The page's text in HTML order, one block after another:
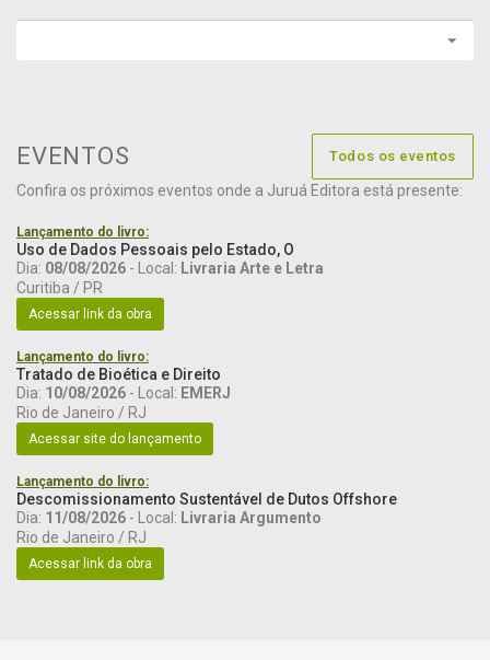
EVENTOS Todos os eventos
Confira os próximos eventos onde a Juruá Editora está presente:
Lançamento do livro:
Uso de Dados Pessoais pelo Estado, O
Dia: 08/08/2026 - Local: Livraria Arte e Letra
Curitiba / PR
Acessar link da obra
Lançamento do livro:
Tratado de Bioética e Direito
Dia: 10/08/2026 - Local: EMERJ
Rio de Janeiro / RJ
Acessar site do lançamento
Lançamento do livro:
Descomissionamento Sustentável de Dutos Offshore
Dia: 11/08/2026 - Local: Livraria Argumento
Rio de Janeiro / RJ
Acessar link da obra